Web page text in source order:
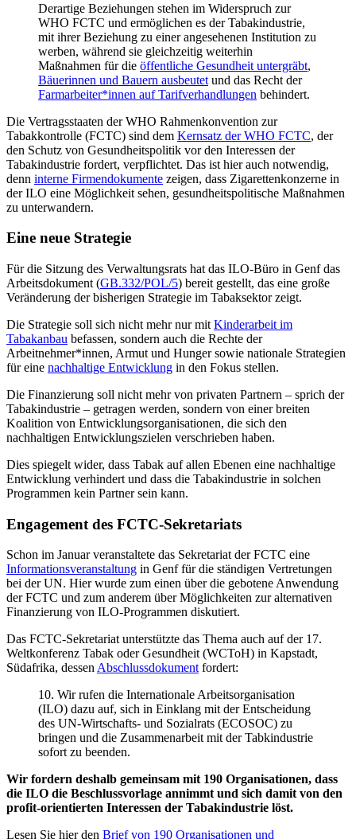
Derartige Beziehungen stehen im Widerspruch zur
WHO FCTC und ermöglichen es der Tabakindustrie,
mit ihrer Beziehung zu einer angesehenen Institution zu
werben, während sie gleichzeitig weiterhin
Maßnahmen für die öffentliche Gesundheit untergräbt,
Bäuerinnen und Bauern ausbeutet und das Recht der
Farmarbeiter*innen auf Tarifverhandlungen behindert.
Die Vertragsstaaten der WHO Rahmenkonvention zur
Tabakkontrolle (FCTC) sind dem Kernsatz der WHO FCTC, der
den Schutz von Gesundheitspolitik vor den Interessen der
Tabakindustrie fordert, verpflichtet. Das ist hier auch notwendig,
denn interne Firmendokumente zeigen, dass Zigarettenkonzerne in
der ILO eine Möglichkeit sehen, gesundheitspolitische Maßnahmen
zu unterwandern.
Eine neue Strategie
Für die Sitzung des Verwaltungsrats hat das ILO-Büro in Genf das
Arbeitsdokument (GB.332/POL/5) bereit gestellt, das eine große
Veränderung der bisherigen Strategie im Tabaksektor zeigt.
Die Strategie soll sich nicht mehr nur mit Kinderarbeit im
Tabakanbau befassen, sondern auch die Rechte der
Arbeitnehmer*innen, Armut und Hunger sowie nationale Strategien
für eine nachhaltige Entwicklung in den Fokus stellen.
Die Finanzierung soll nicht mehr von privaten Partnern – sprich der
Tabakindustrie – getragen werden, sondern von einer breiten
Koalition von Entwicklungsorganisationen, die sich den
nachhaltigen Entwicklungszielen verschrieben haben.
Dies spiegelt wider, dass Tabak auf allen Ebenen eine nachhaltige
Entwicklung verhindert und dass die Tabakindustrie in solchen
Programmen kein Partner sein kann.
Engagement des FCTC-Sekretariats
Schon im Januar veranstaltete das Sekretariat der FCTC eine
Informationsveranstaltung in Genf für die ständigen Vertretungen
bei der UN. Hier wurde zum einen über die gebotene Anwendung
der FCTC und zum anderem über Möglichkeiten zur alternativen
Finanzierung von ILO-Programmen diskutiert.
Das FCTC-Sekretariat unterstützte das Thema auch auf der 17.
Weltkonferenz Tabak oder Gesundheit (WCToH) in Kapstadt,
Südafrika, dessen Abschlussdokument fordert:
10. Wir rufen die Internationale Arbeitsorganisation
(ILO) dazu auf, sich in Einklang mit der Entscheidung
des UN-Wirtschafts- und Sozialrats (ECOSOC) zu
bringen und die Zusammenarbeit mit der Tabkindustrie
sofort zu beenden.
Wir fordern deshalb gemeinsam mit 190 Organisationen, dass
die ILO die Beschlussvorlage annimmt und sich damit von den
profit-orientierten Interessen der Tabakindustrie löst.
Lesen Sie hier den Brief von 190 Organisationen und